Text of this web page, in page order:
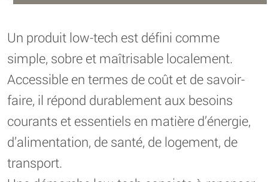
Un produit low-tech est défini comme
simple, sobre et maîtrisable localement.
Accessible en termes de coût et de savoir-
faire, il répond durablement aux besoins
courants et essentiels en matière d’énergie,
d’alimentation, de santé, de logement, de
transport.